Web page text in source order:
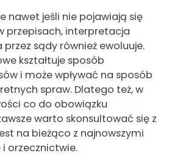
nawet jeśli nie pojawiają się
przepisach, interpretacja
sądy również ewoluuje.
kształtuje sposób
i może wpływać na sposób
spraw. Dlatego też, w
co do obowiązku
warto skonsultować się z
na bieżąco z najnowszymi
orzecznictwie.